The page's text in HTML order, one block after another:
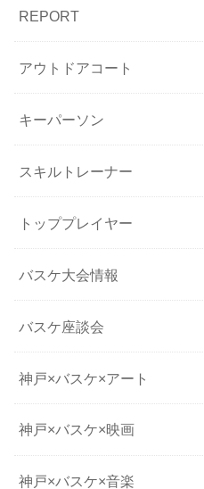
REPORT
アウトドアコート
キーパーソン
スキルトレーナー
トッププレイヤー
バスケ大会情報
バスケ座談会
神戸×バスケ×アート
神戸×バスケ×映画
神戸×バスケ×音楽